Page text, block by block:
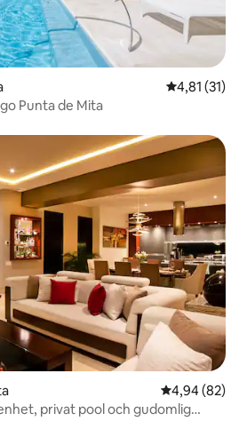
4,81 av 5 i
4,81 (31)
Punta de Mita
4,94 av 5 i
4,94 (82)
privat pool och gudomlig